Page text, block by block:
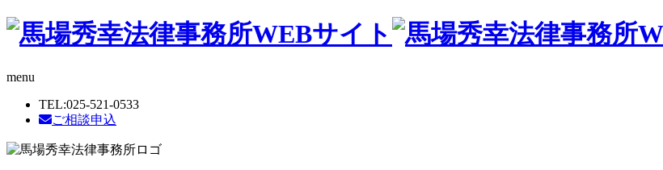
menu
TEL:025-521-0533
ご相談申込